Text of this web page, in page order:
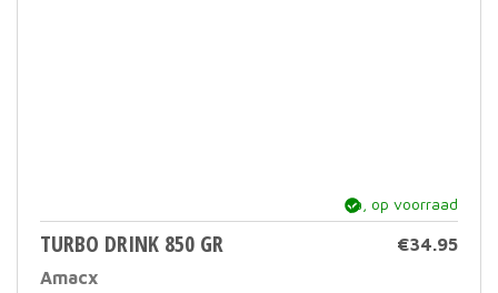
ja, op voorraad
TURBO DRINK 850 GR
Amacx
€34.95